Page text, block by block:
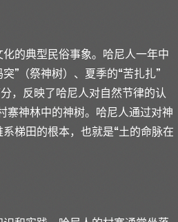
的典型民俗事象。哈尼人一年中
”（祭神树）、夏季的“苦扎扎”
，反映了哈尼人对自然节律的认
寨神林中的神树。哈尼人通过对神
梯田的根本，也就是“土的命脉在